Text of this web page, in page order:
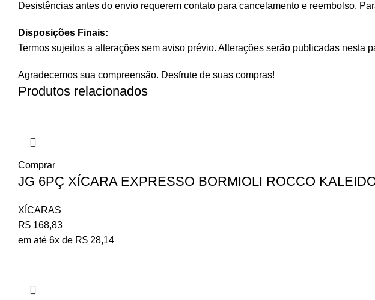
Desistências antes do envio requerem contato para cancelamento e reembolso.
Disposições Finais:
Termos sujeitos a alterações sem aviso prévio. Alterações serão publicadas nesta
Agradecemos sua compreensão. Desfrute de suas compras!
Produtos relacionados
Comprar
JG 6PÇ XÍCARA EXPRESSO BORMIOLI ROCCO
XÍCARAS
R$ 168,83
em até 6x de R$ 28,14